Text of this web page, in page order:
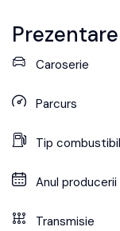
Caroserie
Parcurs
Tip combustibil
Anul producerii
Transmisie